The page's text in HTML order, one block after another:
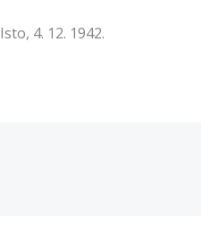
Isto, 4. 12. 1942.